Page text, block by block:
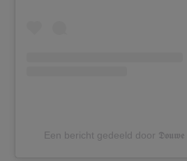
Een bericht gedeeld door